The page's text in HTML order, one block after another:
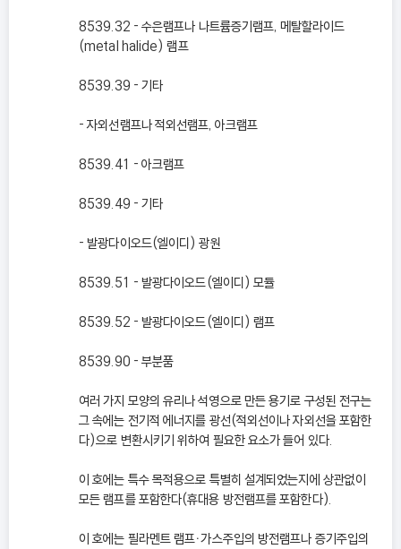
8539.32 - 수은램프나 나트륨증기램프, 메탈할라이드
(metal halide) 램프
8539.39 - 기타
- 자외선램프나 적외선램프, 아크램프
8539.41 - 아크램프
8539.49 - 기타
- 발광다이오드(엘이디) 광원
8539.51 - 발광다이오드(엘이디) 모듈
8539.52 - 발광다이오드(엘이디) 램프
8539.90 - 부분품
여러 가지 모양의 유리나 석영으로 만든 용기로 구성된 전구는
그 속에는 전기적 에너지를 광선(적외선이나 자외선을 포함한
다)으로 변환시키기 위하여 필요한 요소가 들어 있다.
이 호에는 특수 목적용으로 특별히 설계되었는지에 상관없이
모든 램프를 포함한다(휴대용 방전램프를 포함한다).
이 호에는 필라멘트 램프ㆍ가스주입의 방전램프나 증기주입의